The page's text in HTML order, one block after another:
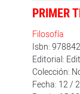
PRIMER
Filosofía
Isbn:
Editorial:
Colección:
Fecha: 12 /